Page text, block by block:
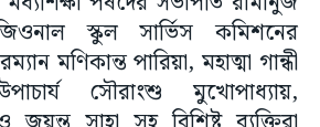
স্কুল সার্ভিস কমিশনের
মণিকান্ত পারিয়া, মহাত্মা গান্ধী
উপাচার্য সৌরাংশু মুখোপাধ্যায়,